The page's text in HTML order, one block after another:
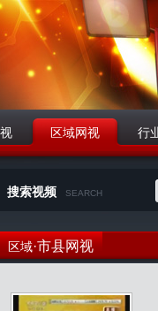
区域网视 行
搜索视频 SEARCH
区域·市县网视